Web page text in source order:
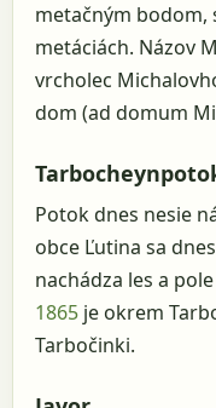
metačným bodom,
metáciách. Názov
vrcholec
dom (ad domum
Potok dnes nesie
obce Ľutina sa
nachádza les a
1865 je okrem
Tarbočinki.